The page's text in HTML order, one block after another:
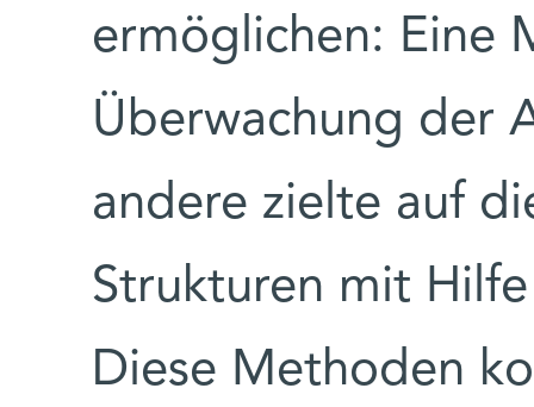
ermöglichen: Eine
Überwachung der
andere zielte auf
Strukturen mit
Diese Methoden